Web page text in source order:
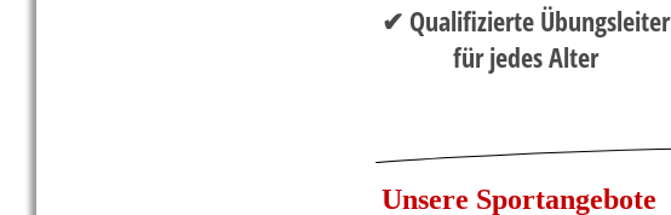
✔ Qualifizierte Übungsleiter
für jedes Alter
Unsere Sportangebote